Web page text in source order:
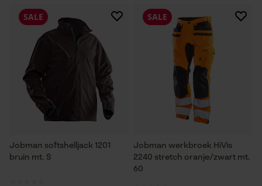
Jobman softshelljack 1201
bruin mt. S
SALE
Jobman werkbroek HiVis
2240 stretch oranje/zwart mt.
60
SALE
gegevensverwerking opslaan
Statistische Cookies
Econda Analytics
Mouseflow Web Analytics Tool